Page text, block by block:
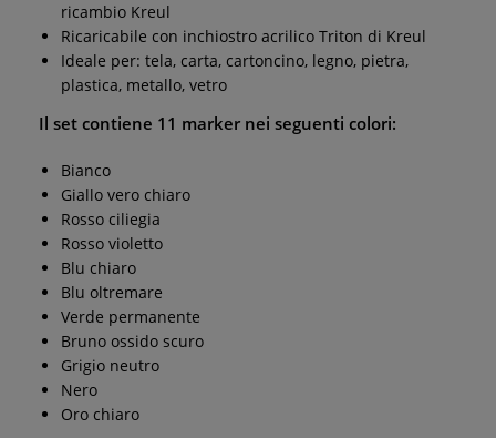
ricambio Kreul
Ricaricabile con inchiostro acrilico Triton di Kreul
Ideale per: tela, carta, cartoncino, legno, pietra,
plastica, metallo, vetro
Il set contiene 11 marker nei seguenti colori:
Bianco
Giallo vero chiaro
Rosso ciliegia
Rosso violetto
Blu chiaro
Blu oltremare
Verde permanente
Bruno ossido scuro
Grigio neutro
Nero
Oro chiaro